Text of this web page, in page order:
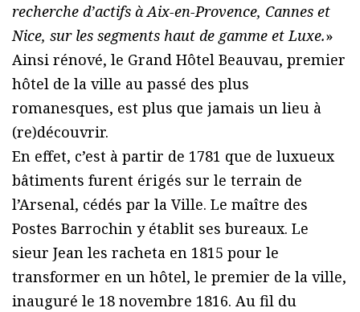
recherche d’actifs à Aix-en-Provence, Cannes et
Nice, sur les segments haut de gamme et Luxe.»
Ainsi rénové, le Grand Hôtel Beauvau, premier
hôtel de la ville au passé des plus
romanesques, est plus que jamais un lieu à
(re)découvrir.
En effet, c’est à partir de 1781 que de luxueux
bâtiments furent érigés sur le terrain de
l’Arsenal, cédés par la Ville. Le maître des
Postes Barrochin y établit ses bureaux. Le
sieur Jean les racheta en 1815 pour le
transformer en un hôtel, le premier de la ville,
inauguré le 18 novembre 1816. Au fil du